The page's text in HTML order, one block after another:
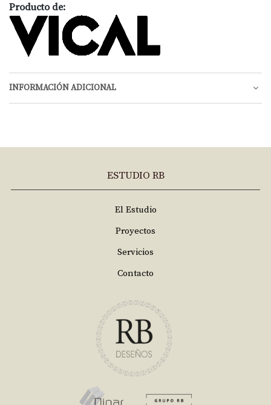
Producto de:
INFORMACIÓN ADICIONAL
ESTUDIO RB
El Estudio
Proyectos
Servicios
Contacto